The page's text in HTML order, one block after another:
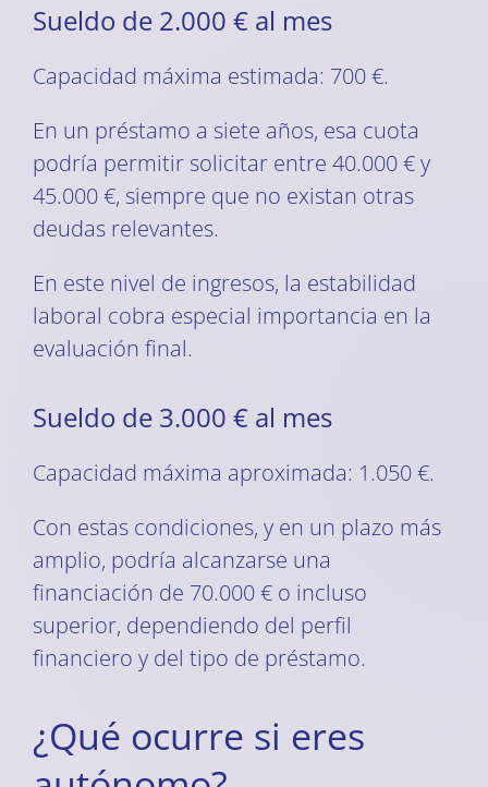
Sueldo de 2.000 € al mes
Capacidad máxima estimada: 700 €.
En un préstamo a siete años, esa cuota
podría permitir solicitar entre 40.000 € y
45.000 €, siempre que no existan otras
deudas relevantes.
En este nivel de ingresos, la estabilidad
laboral cobra especial importancia en la
evaluación final.
Sueldo de 3.000 € al mes
Capacidad máxima aproximada: 1.050 €.
Con estas condiciones, y en un plazo más
amplio, podría alcanzarse una
financiación de 70.000 € o incluso
superior, dependiendo del perfil
financiero y del tipo de préstamo.
¿Qué ocurre si eres